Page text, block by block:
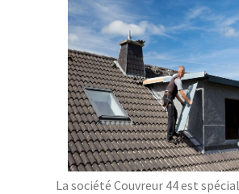
La société Couvreur 44 est